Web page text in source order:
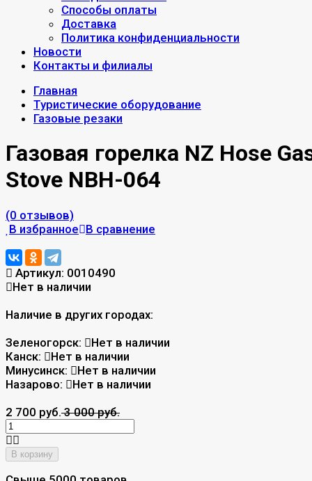
Способы оплаты
Доставка
Политика конфиденциальности
Новости
Контакты и филиалы
Главная
Туристические оборудование
Газовые резаки
Газовая горелка NZ Hose
Stove NBH-064
(0 отзывов)
В избранное В сравнение
Артикул: 0010490
Нет в наличии
Наличие в других городах:
Зеленогорск:
Нет в наличии
Канск:
Нет в наличии
Минусинск:
Нет в наличии
Назарово:
Нет в наличии
2 700 руб.3 000 руб.
В корзину